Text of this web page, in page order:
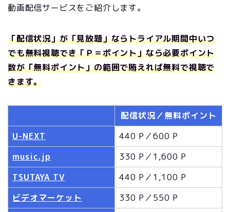
動画配信サービスをご紹介します。
「配信状況」が「見放題」ならトライアル期間中いつ
でも無料視聴でき「Ｐ＝ポイント」なら必要ポイント
数が「無料ポイント」の範囲で賄えれば無料で視聴で
きます。
配信状況／無料ポイント
U-NEXT
440 P／600 P
music.jp
330 P／1,600 P
TSUTAYA TV
440 P／1,100 P
ビデオマーケット
330 P／550 P